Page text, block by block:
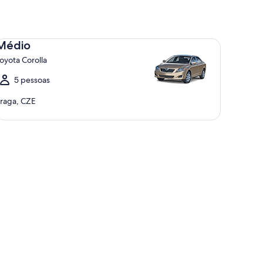
Corolla
5 pessoas
CZE
Toyota Corolla